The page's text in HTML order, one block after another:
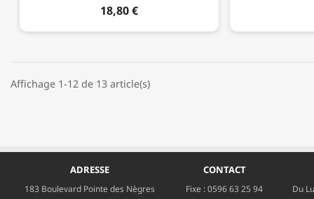
18,80 €
Affichage 1-12 de 13 article(s)
ADRESSE
183 Boulevard Pointe des Nègres
CONTACT
Fixe :0596 63 25 94
Du